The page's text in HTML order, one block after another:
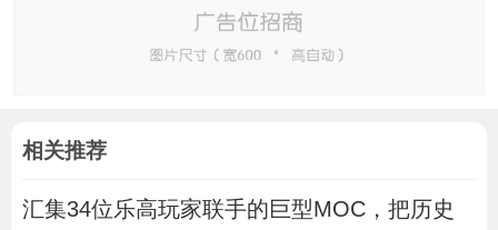
相关推荐
汇集34位乐高玩家联手的巨型MOC，把历史